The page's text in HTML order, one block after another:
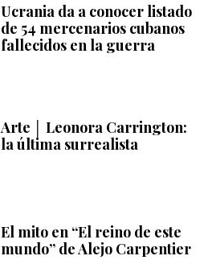
Ucrania da a conocer listado
de 54 mercenarios cubanos
fallecidos en la guerra
Arte │ Leonora Carrington:
la última surrealista
El mito en “El reino de este
mundo” de Alejo Carpentier